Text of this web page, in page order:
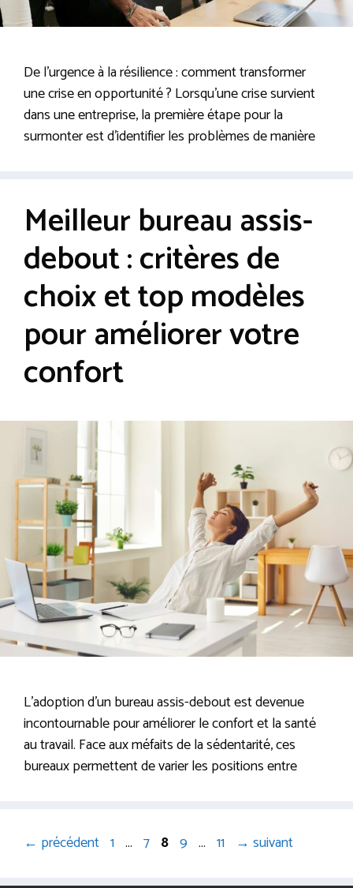
De l’urgence à la résilience : comment transformer
une crise en opportunité ? Lorsqu’une crise survient
dans une entreprise, la première étape pour la
surmonter est d’identifier les problèmes de manière
Meilleur bureau assis-
debout : critères de
choix et top modèles
pour améliorer votre
confort
L’adoption d’un bureau assis-debout est devenue
incontournable pour améliorer le confort et la santé
au travail. Face aux méfaits de la sédentarité, ces
bureaux permettent de varier les positions entre
← précédent Page
1 … Page
7 Page
8 Page
9 … Page
11 → suivant